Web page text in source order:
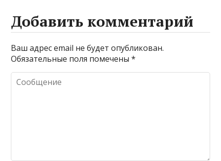
Добавить комментарий
Ваш адрес email не будет опубликован.
Обязательные поля помечены*